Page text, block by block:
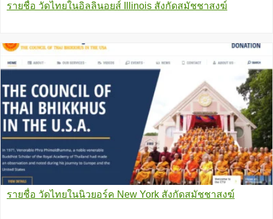
รายชื่อ วัดไทยในอิลลินอยส์ Illinois สังกัดสมัชชาสงฆ์
รายชื่อ วัดไทยในนิวยอร์ค New York สังกัดสมัชชาสงฆ์